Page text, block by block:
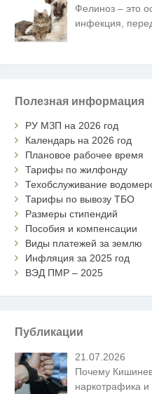
Фелиноз – это
инфекция,
Полезная информация
РУ МЗП на 2026 год
Календарь на 2026 год
Плановое рабочее время
Тарифы по жилфонду
Техобслуживание
Тарифы по вывозу ТБО
Размеры стипендий
Пособия и компенсации
Виды платежей за землю
Инфляция за 2025 год
ВЭД ПМР – 2025
Публикации
21.07.2026
Почему
наркотрафика